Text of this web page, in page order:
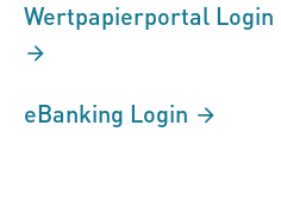
Wertpapierportal Login
eBanking Login